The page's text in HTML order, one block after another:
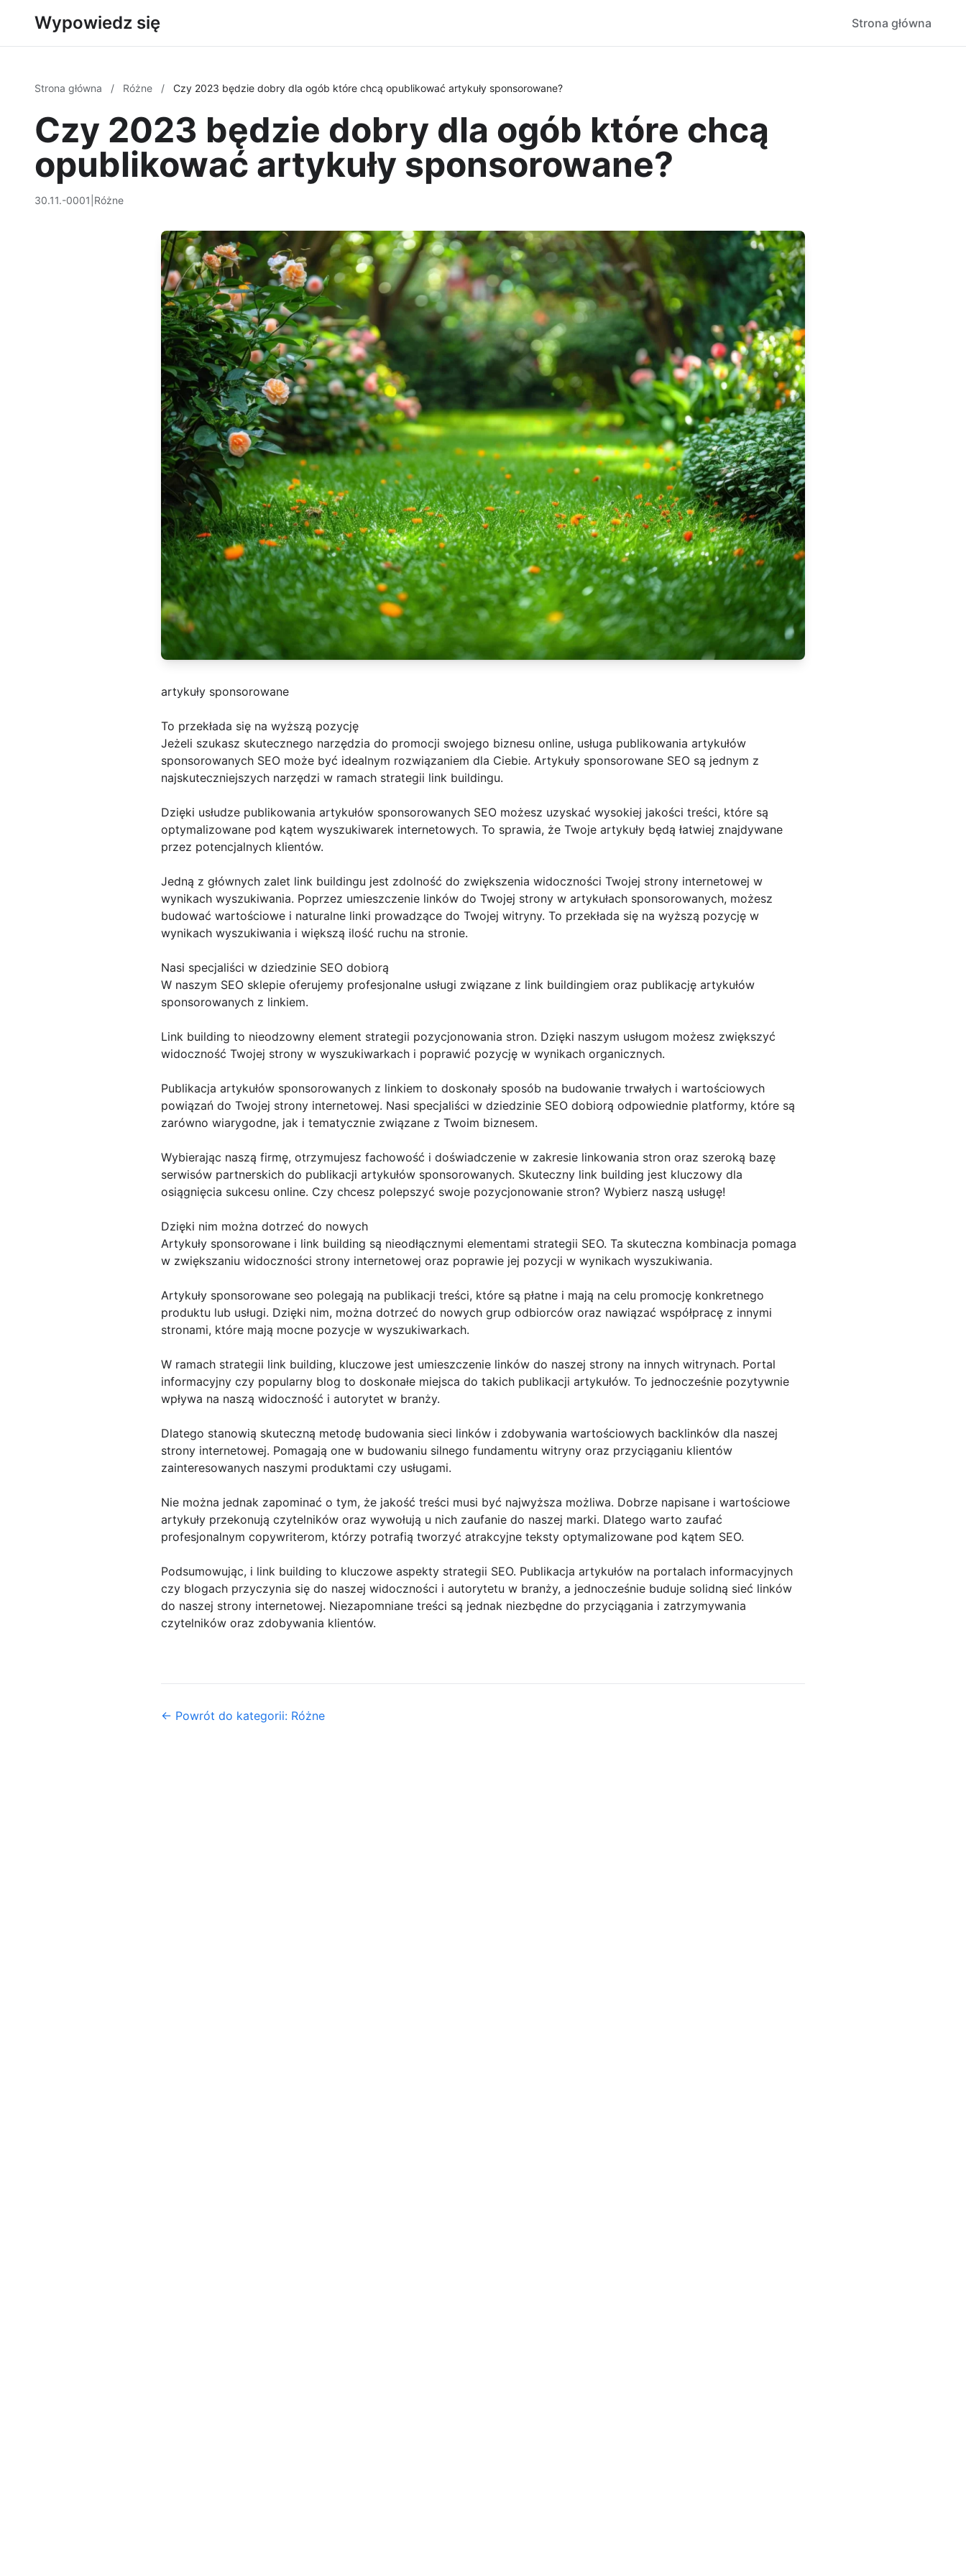
Wypowiedz się Strona główna
Strona główna / Różne / Czy 2023 będzie dobry dla ogób które chcą opublikować artykuły sponsorowane?
Czy 2023 będzie dobry dla ogób które chcą
opublikować artykuły sponsorowane?
30.11.-0001 Różne
artykuły sponsorowane
To przekłada się na wyższą pozycję
Jeżeli szukasz skutecznego narzędzia do promocji swojego biznesu online, usługa publikowania artykułów
sponsorowanych SEO może być idealnym rozwiązaniem dla Ciebie. Artykuły sponsorowane SEO są jednym z
najskuteczniejszych narzędzi w ramach strategii link buildingu.
Dzięki usłudze publikowania artykułów sponsorowanych SEO możesz uzyskać wysokiej jakości treści, które są
optymalizowane pod kątem wyszukiwarek internetowych. To sprawia, że Twoje artykuły będą łatwiej znajdywane
przez potencjalnych klientów.
Jedną z głównych zalet link buildingu jest zdolność do zwiększenia widoczności Twojej strony internetowej w
wynikach wyszukiwania. Poprzez umieszczenie linków do Twojej strony w artykułach sponsorowanych, możesz
budować wartościowe i naturalne linki prowadzące do Twojej witryny. To przekłada się na wyższą pozycję w
wynikach wyszukiwania i większą ilość ruchu na stronie.
Nasi specjaliści w dziedzinie SEO dobiorą
W naszym SEO sklepie oferujemy profesjonalne usługi związane z link buildingiem oraz publikację artykułów
sponsorowanych z linkiem.
Link building to nieodzowny element strategii pozycjonowania stron. Dzięki naszym usługom możesz zwiększyć
widoczność Twojej strony w wyszukiwarkach i poprawić pozycję w wynikach organicznych.
Publikacja artykułów sponsorowanych z linkiem to doskonały sposób na budowanie trwałych i wartościowych
powiązań do Twojej strony internetowej. Nasi specjaliści w dziedzinie SEO dobiorą odpowiednie platformy, które są
zarówno wiarygodne, jak i tematycznie związane z Twoim biznesem.
Wybierając naszą firmę, otrzymujesz fachowość i doświadczenie w zakresie linkowania stron oraz szeroką bazę
serwisów partnerskich do publikacji artykułów sponsorowanych. Skuteczny link building jest kluczowy dla
osiągnięcia sukcesu online. Czy chcesz polepszyć swoje pozycjonowanie stron? Wybierz naszą usługę!
Dzięki nim można dotrzeć do nowych
Artykuły sponsorowane i link building są nieodłącznymi elementami strategii SEO. Ta skuteczna kombinacja pomaga
w zwiększaniu widoczności strony internetowej oraz poprawie jej pozycji w wynikach wyszukiwania.
Artykuły sponsorowane seo polegają na publikacji treści, które są płatne i mają na celu promocję konkretnego
produktu lub usługi. Dzięki nim, można dotrzeć do nowych grup odbiorców oraz nawiązać współpracę z innymi
stronami, które mają mocne pozycje w wyszukiwarkach.
W ramach strategii link building, kluczowe jest umieszczenie linków do naszej strony na innych witrynach. Portal
informacyjny czy popularny blog to doskonałe miejsca do takich publikacji artykułów. To jednocześnie pozytywnie
wpływa na naszą widoczność i autorytet w branży.
Dlatego stanowią skuteczną metodę budowania sieci linków i zdobywania wartościowych backlinków dla naszej
strony internetowej. Pomagają one w budowaniu silnego fundamentu witryny oraz przyciąganiu klientów
zainteresowanych naszymi produktami czy usługami.
Nie można jednak zapominać o tym, że jakość treści musi być najwyższa możliwa. Dobrze napisane i wartościowe
artykuły przekonują czytelników oraz wywołują u nich zaufanie do naszej marki. Dlatego warto zaufać
profesjonalnym copywriterom, którzy potrafią tworzyć atrakcyjne teksty optymalizowane pod kątem SEO.
Podsumowując, i link building to kluczowe aspekty strategii SEO. Publikacja artykułów na portalach informacyjnych
czy blogach przyczynia się do naszej widoczności i autorytetu w branży, a jednocześnie buduje solidną sieć linków
do naszej strony internetowej. Niezapomniane treści są jednak niezbędne do przyciągania i zatrzymywania
czytelników oraz zdobywania klientów.
← Powrót do kategorii: Różne